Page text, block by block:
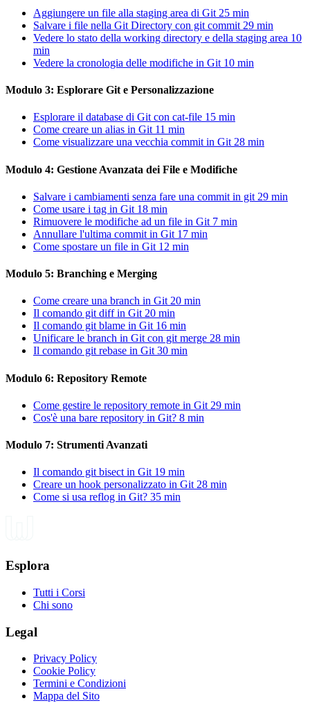
Aggiungere un file alla staging area di Git 25 min
Salvare i file nella Git Directory con git commit 29 min
Vedere lo stato della working directory e della staging area 10
min
Vedere la cronologia delle modifiche in Git 10 min
Modulo 3: Esplorare Git e Personalizzazione
Esplorare il database di Git con cat-file 15 min
Come creare un alias in Git 11 min
Come visualizzare una vecchia commit in Git 28 min
Modulo 4: Gestione Avanzata dei File e Modifiche
Salvare i cambiamenti senza fare una commit in git 29 min
Come usare i tag in Git 18 min
Rimuovere le modifiche ad un file in Git 7 min
Annullare l'ultima commit in Git 17 min
Come spostare un file in Git 12 min
Modulo 5: Branching e Merging
Come creare una branch in Git 20 min
Il comando git diff in Git 20 min
Il comando git blame in Git 16 min
Unificare le branch in Git con git merge 28 min
Il comando git rebase in Git 30 min
Modulo 6: Repository Remote
Come gestire le repository remote in Git 29 min
Cos'è una bare repository in Git? 8 min
Modulo 7: Strumenti Avanzati
Il comando git bisect in Git 19 min
Creare un hook personalizzato in Git 28 min
Come si usa reflog in Git? 35 min
Esplora
Tutti i Corsi
Chi sono
Legal
Privacy Policy
Cookie Policy
Termini e Condizioni
Mappa del Sito